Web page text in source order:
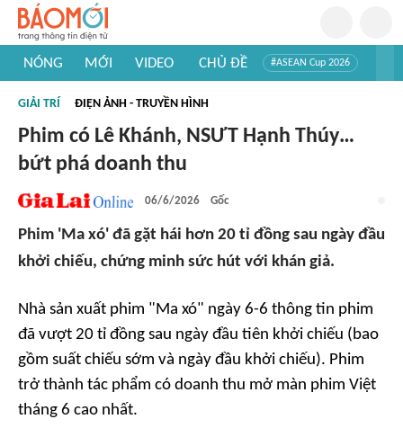
NÓNG MỚI VIDEO CHỦ ĐỀ #ASEAN Cup 2026
#Khám phá thế giới
GIẢI TRÍ ĐIỆN ẢNH - TRUYỀN HÌNH
Phim có Lê Khánh, NSƯT Hạnh Thúy…
bứt phá doanh thu
06/6/2026 Gốc
Phim 'Ma xó' đã gặt hái hơn 20 tỉ đồng sau ngày đầu
khởi chiếu, chứng minh sức hút với khán giả.
Nhà sản xuất phim "Ma xó" ngày 6-6 thông tin phim
đã vượt 20 tỉ đồng sau ngày đầu tiên khởi chiếu (bao
gồm suất chiếu sớm và ngày đầu khởi chiếu). Phim
trở thành tác phẩm có doanh thu mở màn phim Việt
tháng 6 cao nhất.